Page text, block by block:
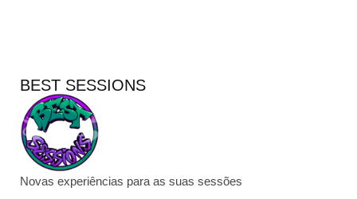
BEST SESSIONS
Novas experiências para as suas sessões